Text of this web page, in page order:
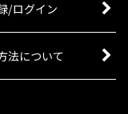
/ログイン
法について